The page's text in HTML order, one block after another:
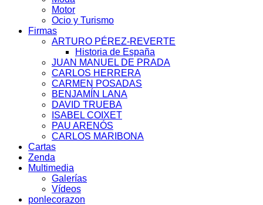
Motor
Ocio y Turismo
Firmas
ARTURO PÉREZ-REVERTE
Historia de España
JUAN MANUEL DE PRADA
CARLOS HERRERA
CARMEN POSADAS
BENJAMÍN LANA
DAVID TRUEBA
ISABEL COIXET
PAU ARENÓS
CARLOS MARIBONA
Cartas
Zenda
Multimedia
Galerías
Vídeos
ponlecorazon